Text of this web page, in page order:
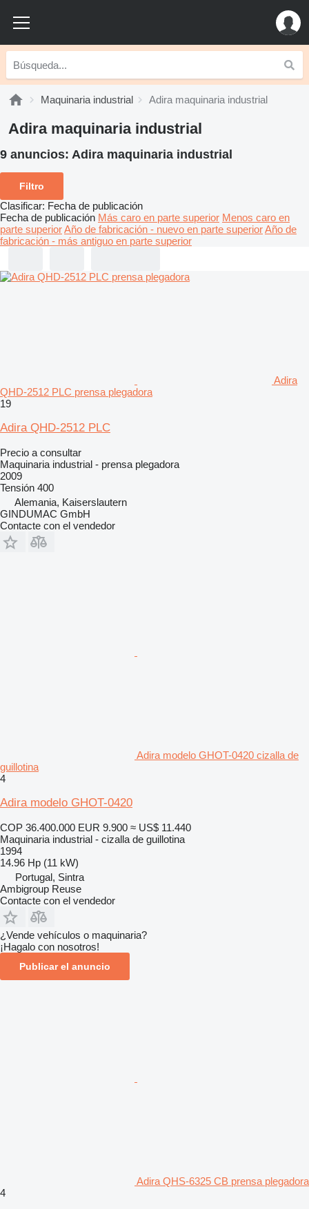
Maquinaria industrial Adira maquinaria industrial
Adira maquinaria industrial
9 anuncios: Adira maquinaria industrial
Filtro
Clasificar: Fecha de publicación
Fecha de publicación Más caro en parte superior Menos caro en
parte superiorAño de fabricación - nuevo en parte superiorAño de
fabricación - más antiguo en parte superior
Adira
QHD-2512 PLC prensa plegadora
19
Adira QHD-2512 PLC
Precio a consultar
Maquinaria industrial - prensa plegadora
2009
Tensión 400
Alemania, Kaiserslautern
GINDUMAC GmbH
Contacte con el vendedor
Adira modelo GHOT-0420 cizalla de
guillotina
4
Adira modelo GHOT-0420
COP 36.400.000 EUR 9.900 ≈ US$ 11.440
Maquinaria industrial - cizalla de guillotina
1994
14.96 Hp (11 kW)
Portugal, Sintra
Ambigroup Reuse
Contacte con el vendedor
¿Vende vehículos o maquinaria?
¡Hagalo con nosotros!
Publicar el anuncio
Adira QHS-6325 CB prensa plegadora
4